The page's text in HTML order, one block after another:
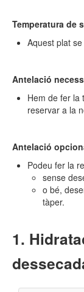
Temperatura de
Aquest plat
Antelació
Hem de fer la
reservar a la
Antelació
Podeu fer la
sense
o bé,
tàper.